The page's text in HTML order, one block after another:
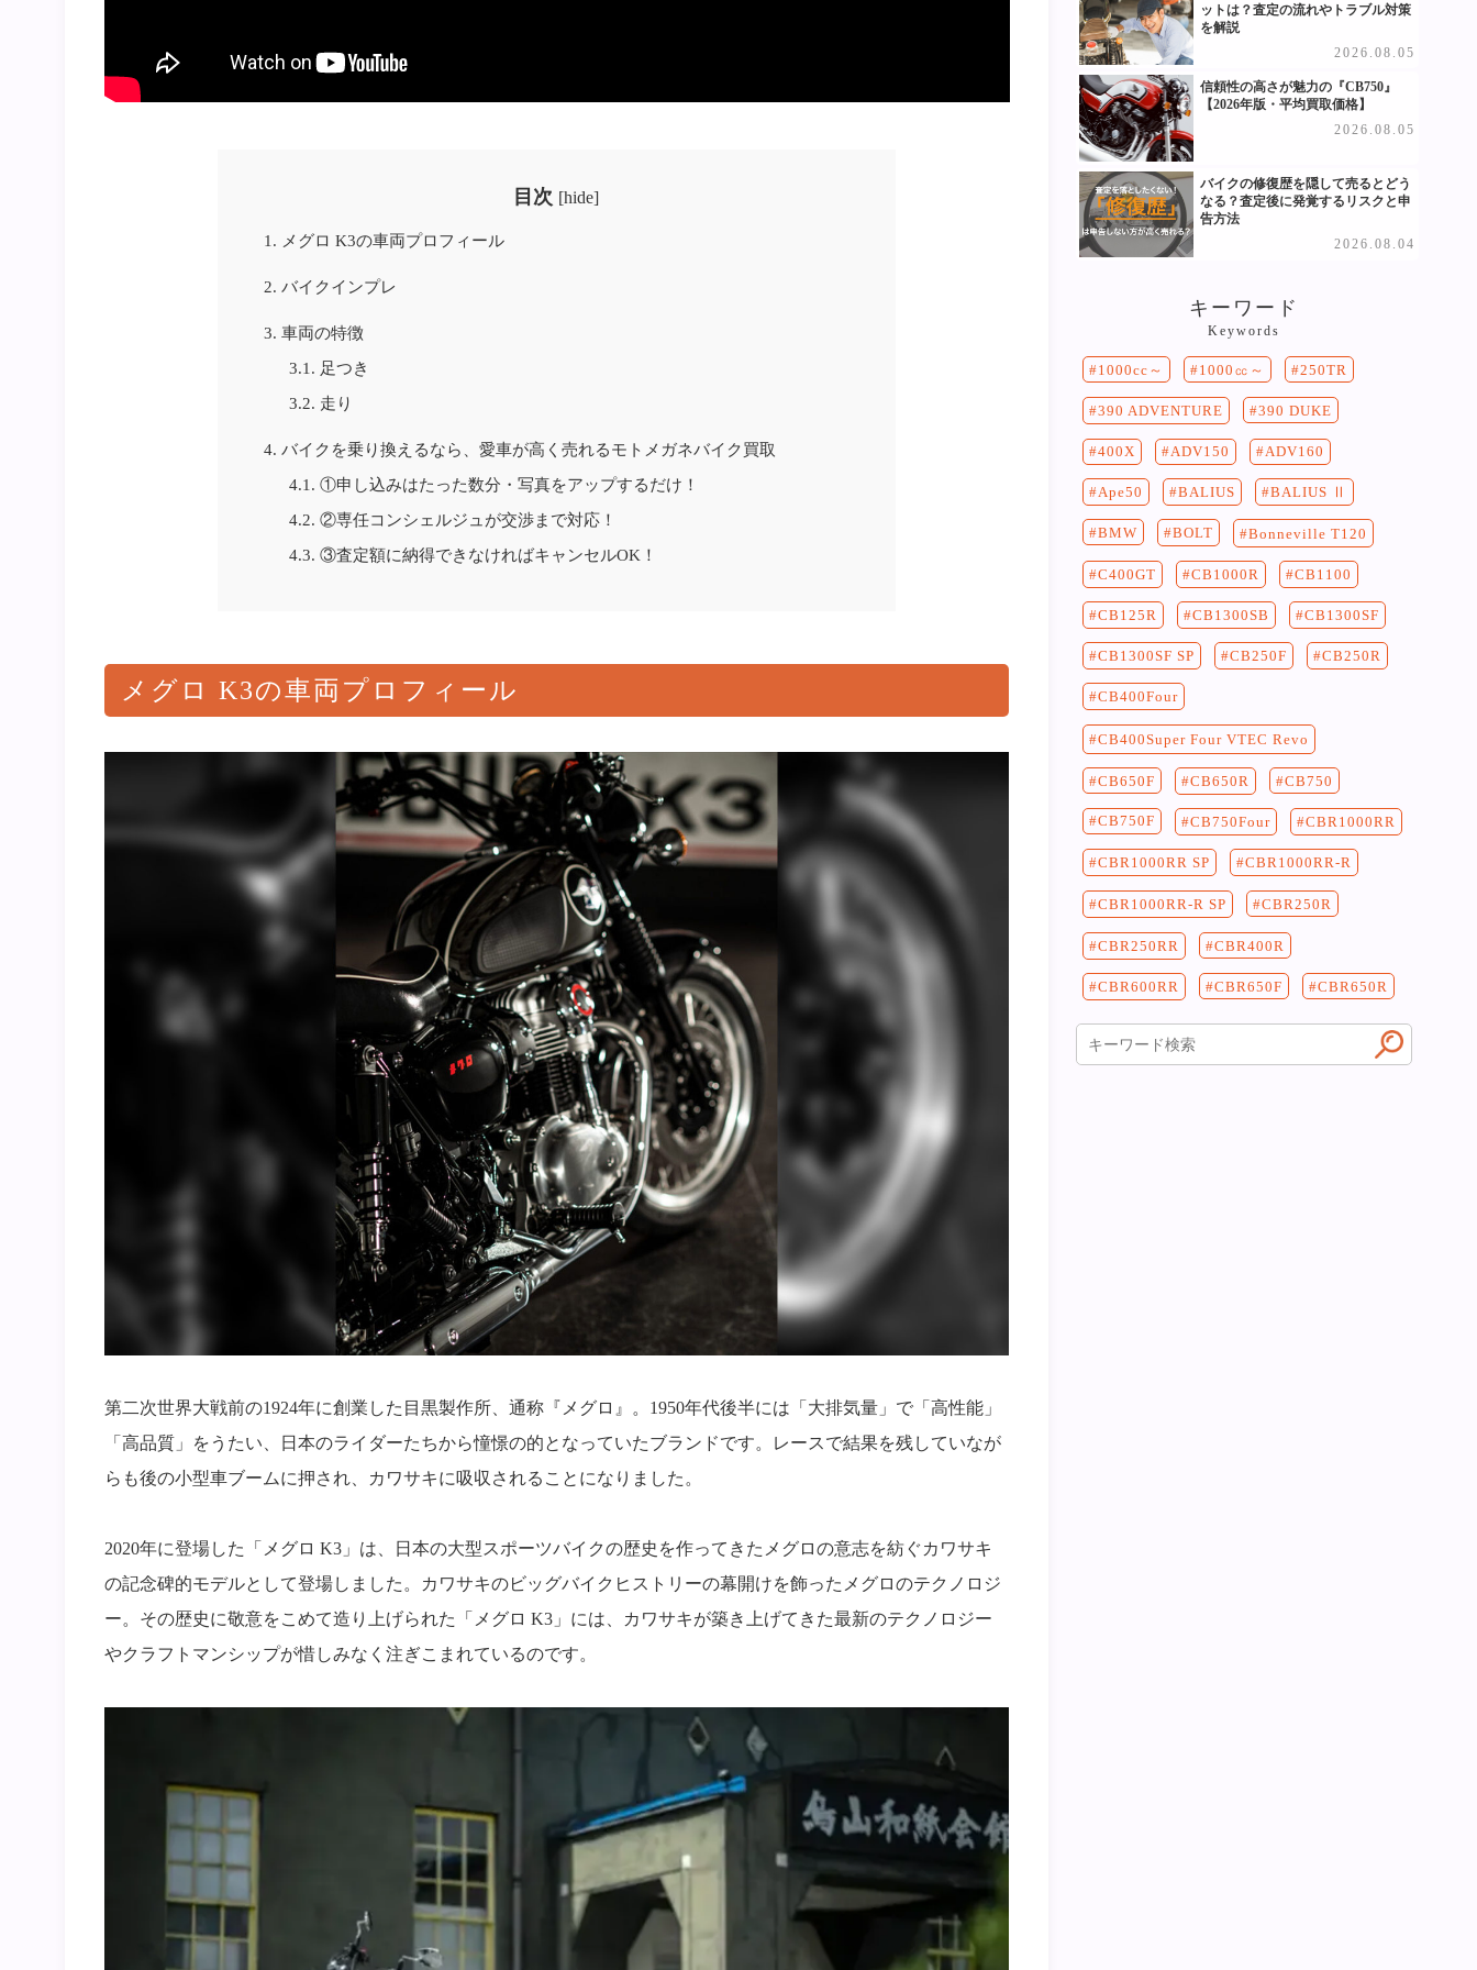
目次 [hide]
1. メグロ K3の車両プロフィール
2. バイクインプレ
3. 車両の特徴
3.1. 足つき
3.2. 走り
4. バイクを乗り換えるなら、愛車が高く売れるモトメガネバイク買取
4.1. ①申し込みはたった数分・写真をアップするだけ！
4.2. ②専任コンシェルジュが交渉まで対応！
4.3. ③査定額に納得できなければキャンセルOK！
メグロ K3の車両プロフィール
第二次世界大戦前の1924年に創業した目黒製作所、通称『メグロ』。1950年代後半には「大排気量」で「高性能」
「高品質」をうたい、日本のライダーたちから憧憬の的となっていたブランドです。レースで結果を残していなが
らも後の小型車ブームに押され、カワサキに吸収されることになりました。
2020年に登場した「メグロ K3」は、日本の大型スポーツバイクの歴史を作ってきたメグロの意志を紡ぐカワサキ
の記念碑的モデルとして登場しました。カワサキのビッグバイクヒストリーの幕開けを飾ったメグロのテクノロジ
ー。その歴史に敬意をこめて造り上げられた「メグロ K3」には、カワサキが築き上げてきた最新のテクノロジー
やクラフトマンシップが惜しみなく注ぎこまれているのです。
ットは？査定の流れやトラブル対策
を解説
2026.08.05
信頼性の高さが魅力の『CB750』
【2026年版・平均買取価格】
2026.08.05
バイクの修復歴を隠して売るとどう
なる？査定後に発覚するリスクと申
告方法
2026.08.04
キーワード
Keywords
1000cc～ 1000㏄～ 250TR
390 ADVENTURE 390 DUKE
400X ADV150 ADV160
Ape50 BALIUS BALIUS Ⅱ
BMW BOLT Bonneville T120
C400GT CB1000R CB1100
CB125R CB1300SB CB1300SF
CB1300SF SP CB250F CB250R
CB400Four
CB400Super Four VTEC Revo
CB650F CB650R CB750
CB750F CB750Four CBR1000RR
CBR1000RR SP CBR1000RR-R
CBR1000RR-R SP CBR250R
CBR250RR CBR400R
CBR600RR CBR650F CBR650R